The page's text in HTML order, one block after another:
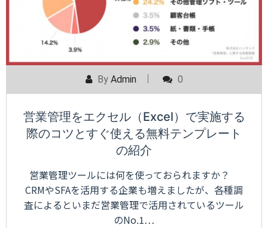
By Admin 0
営業管理をエクセル（Excel）で実施する
際のコツとすぐ使える無料テンプレート
の紹介
営業管理ツールには何を使っておられますか？
CRMやSFAを活用する企業も増えましたが、各種調
査によるといまだ営業管理で活用されているツール
のNo.1…